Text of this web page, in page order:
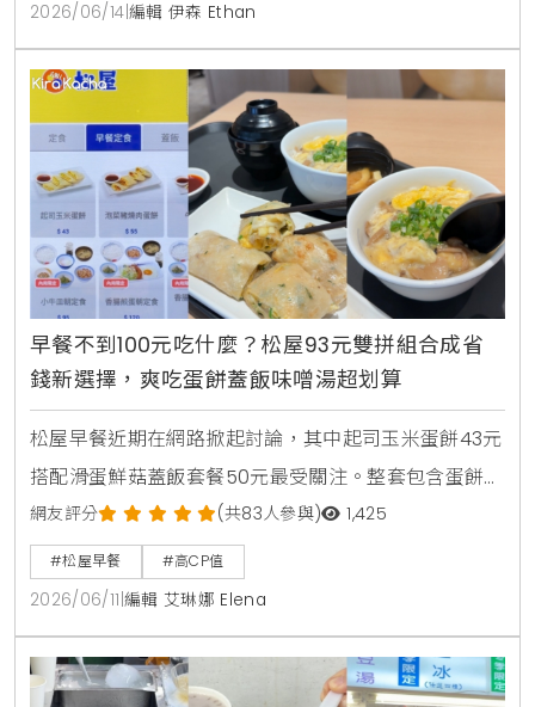
2026/06/14 編輯 伊森 Ethan
早餐不到100元吃什麼？松屋93元雙拼組合成省
錢新選擇，爽吃蛋餅蓋飯味噌湯超划算
松屋早餐近期在網路掀起討論，其中起司玉米蛋餅43元
搭配滑蛋鮮菇蓋飯套餐50元最受關注。整套包含蛋餅、
蓋飯與味噌湯，總價93元，不到100元就能吃到雙主
餐，也讓不少網友認為是近期高CP值早餐代表之一。
網友評分 (共83人參與) 1,425
#松屋早餐 #高CP值
2026/06/11 編輯 艾琳娜 Elena